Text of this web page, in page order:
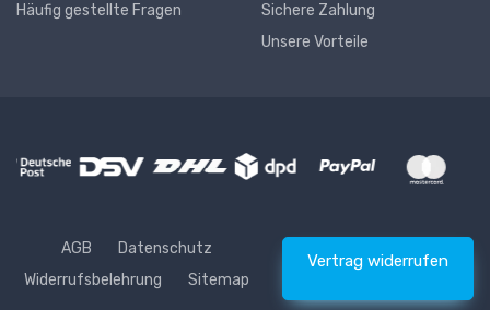
Häufig gestellte Fragen
Sichere Zahlung
Unsere Vorteile
AGB
Datenschutz
Widerrufsbelehrung
Sitemap
Vertrag widerrufen